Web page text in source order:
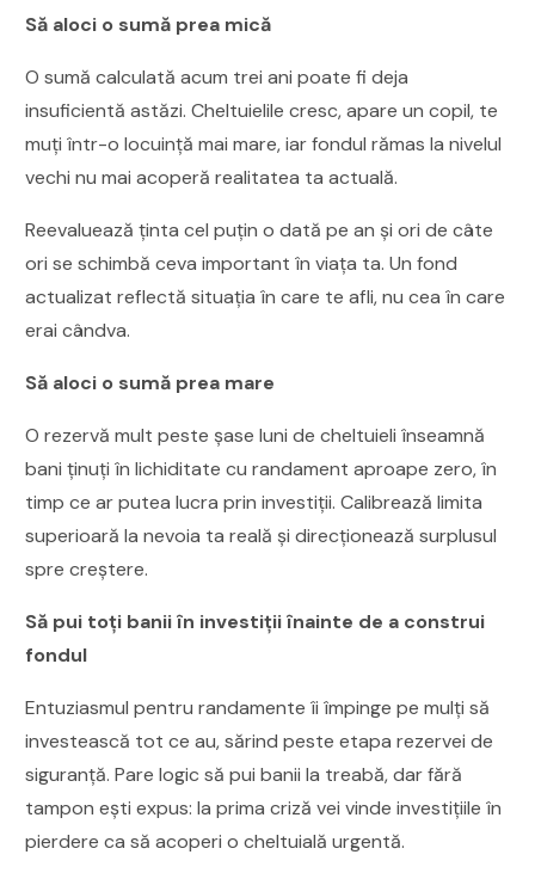
Să aloci o sumă prea mică
O sumă calculată acum trei ani poate fi deja
insuficientă astăzi. Cheltuielile cresc, apare un copil, te
muți într-o locuință mai mare, iar fondul rămas la nivelul
vechi nu mai acoperă realitatea ta actuală.
Reevaluează ținta cel puțin o dată pe an și ori de câte
ori se schimbă ceva important în viața ta. Un fond
actualizat reflectă situația în care te afli, nu cea în care
erai cândva.
Să aloci o sumă prea mare
O rezervă mult peste șase luni de cheltuieli înseamnă
bani ținuți în lichiditate cu randament aproape zero, în
timp ce ar putea lucra prin investiții. Calibrează limita
superioară la nevoia ta reală și direcționează surplusul
spre creștere.
Să pui toți banii în investiții înainte de a construi
fondul
Entuziasmul pentru randamente îi împinge pe mulți să
investească tot ce au, sărind peste etapa rezervei de
siguranță. Pare logic să pui banii la treabă, dar fără
tampon ești expus: la prima criză vei vinde investițiile în
pierdere ca să acoperi o cheltuială urgentă.